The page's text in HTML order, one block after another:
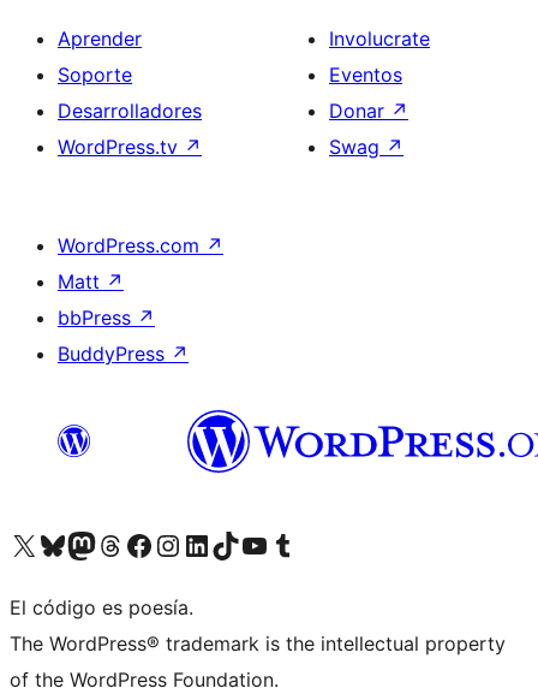
Aprender
Soporte
Desarrolladores
WordPress.tv ↗
Involucrate
Eventos
Donar ↗
Swag ↗
WordPress.com ↗
Matt ↗
bbPress ↗
BuddyPress ↗
Visitá nuestra cuenta de X (anteriormente Twitter)
Visitá nuestra cuenta de Bluesky
Visitá nuestra cuenta de Mastodon
Visitá nuestra cuenta de Threads
Visitá nuestra página de Facebook
Visitá nuestra cuenta de Instagram
Visitá nuestra cuenta de LinkedIn
Visitá nuestra cuenta de TikTok
Visitá nuestro canal de YouTube
Visitá nuestra cuenta de Tumblr
El código es poesía.
The WordPress® trademark is the intellectual property
of the WordPress Foundation.